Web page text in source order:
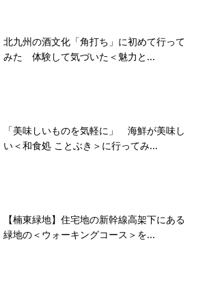
北九州の酒文化「角打ち」に初めて行って
みた 体験して気づいた＜魅力と...
「美味しいものを気軽に」 海鮮が美味し
い＜和食処 ことぶき＞に行ってみ...
【楠東緑地】住宅地の新幹線高架下にある
緑地の＜ウォーキングコース＞を...